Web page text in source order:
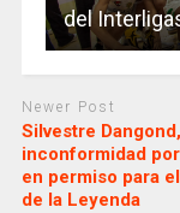
del
Newer Post
Silvestre
inconformidad
en permiso para
de la Leyenda